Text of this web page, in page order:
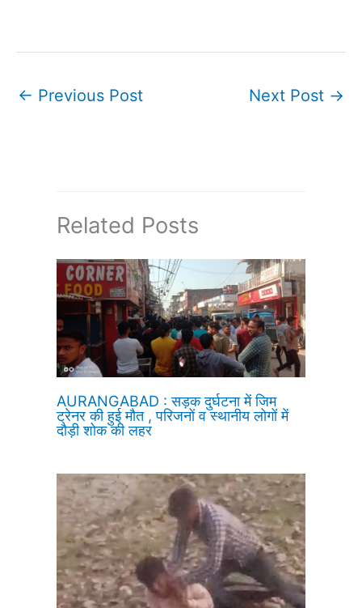
← Previous Post Next Post →
Related Posts
AURANGABAD : सड़क दुर्घटना में जिम
ट्रेनर की हुई मौत , परिजनों व स्थानीय लोगों में
दौड़ी शोक की लहर